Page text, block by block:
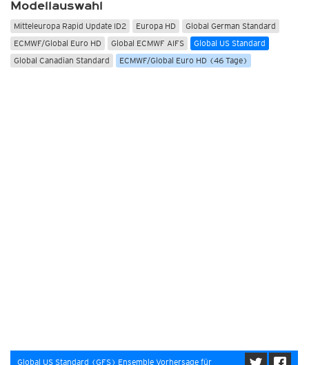
Modellauswahl
Mitteleuropa Rapid Update ID2 Europa HD
Global German Standard
ECMWF/Global Euro HD
Global ECMWF AIFS
Global US Standard
Global Canadian Standard
ECMWF/Global Euro HD (46 Tage)
Global US Standard (GFS) Ensemble Vorhersage für